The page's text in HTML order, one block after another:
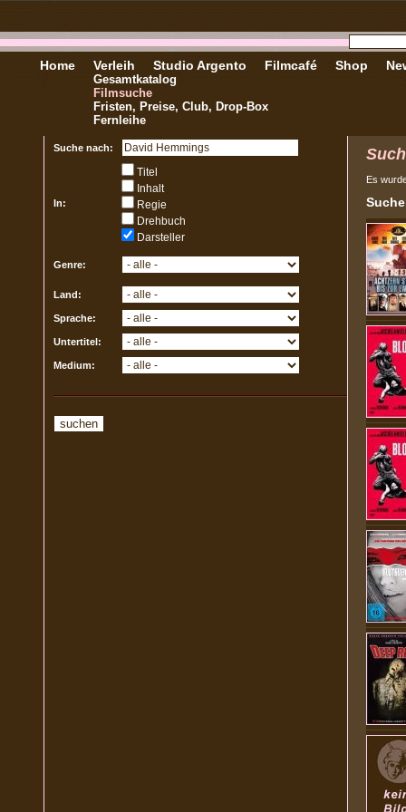
Home Verleih
Gesamtkatalog
Filmsuche
Fristen, Preise, Club, Drop-Box
Fernleihe
Studio Argento Filmcafé Shop
Suche nach:
In:
Titel
Inhalt
Regie
Drehbuch
Darsteller
Genre:
Land:
Sprache:
Untertitel:
Medium:
Es